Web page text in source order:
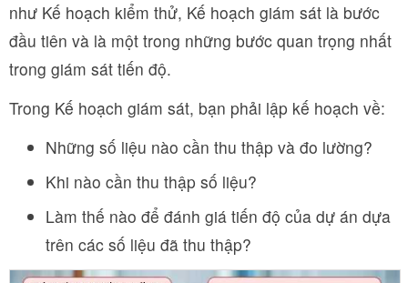
như Kế hoạch kiểm thử, Kế hoạch giám sát là bước
đầu tiên và là một trong những bước quan trọng nhất
trong giám sát tiến độ.
Trong Kế hoạch giám sát, bạn phải lập kế hoạch về:
Những số liệu nào cần thu thập và đo lường?
Khi nào cần thu thập số liệu?
Làm thế nào để đánh giá tiến độ của dự án dựa
trên các số liệu đã thu thập?